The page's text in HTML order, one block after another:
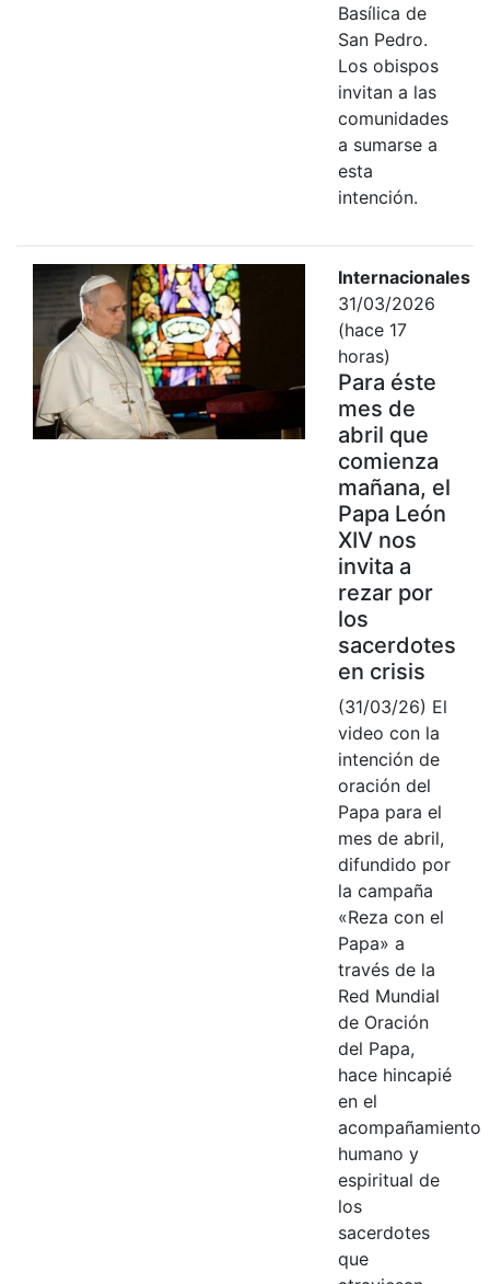
Basílica de
San Pedro.
Los obispos
invitan a las
comunidades
a sumarse a
esta
intención.
Internacionales
31/03/2026
(hace 17
horas)
Para éste
mes de
abril que
comienza
mañana, el
Papa León
XIV nos
invita a
rezar por
los
sacerdotes
en crisis
(31/03/26) El
video con la
intención de
oración del
Papa para el
mes de abril,
difundido por
la campaña
«Reza con el
Papa» a
través de la
Red Mundial
de Oración
del Papa,
hace hincapié
en el
acompañamiento
humano y
espiritual de
los
sacerdotes
que